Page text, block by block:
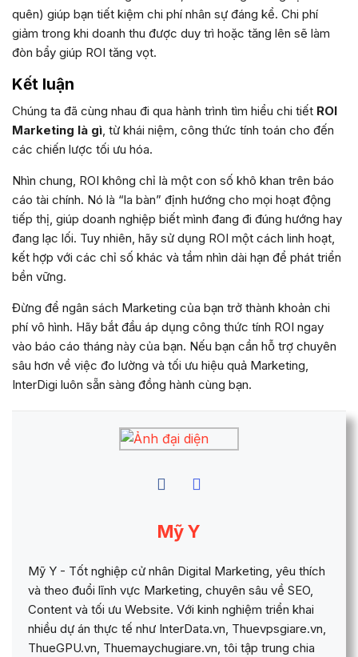
quên) giúp bạn tiết kiệm chi phí nhân sự đáng kể. Chi phí
giảm trong khi doanh thu được duy trì hoặc tăng lên sẽ làm
đòn bẩy giúp ROI tăng vọt.
Kết luận
Chúng ta đã cùng nhau đi qua hành trình tìm hiểu chi tiết ROI
Marketing là gì , từ khái niệm, công thức tính toán cho đến
các chiến lược tối ưu hóa.
Nhìn chung, ROI không chỉ là một con số khô khan trên báo
cáo tài chính. Nó là “la bàn” định hướng cho mọi hoạt động
tiếp thị, giúp doanh nghiệp biết mình đang đi đúng hướng hay
đang lạc lối. Tuy nhiên, hãy sử dụng ROI một cách linh hoạt,
kết hợp với các chỉ số khác và tầm nhìn dài hạn để phát triển
bền vững.
Đừng để ngân sách Marketing của bạn trở thành khoản chi
phí vô hình. Hãy bắt đầu áp dụng công thức tính ROI ngay
vào báo cáo tháng này của bạn. Nếu bạn cần hỗ trợ chuyên
sâu hơn về việc đo lường và tối ưu hiệu quả Marketing,
InterDigi luôn sẵn sàng đồng hành cùng bạn.
Mỹ Y
Mỹ Y - Tốt nghiệp cử nhân Digital Marketing, yêu thích
và theo đuổi lĩnh vực Marketing, chuyên sâu về SEO,
Content và tối ưu Website. Với kinh nghiệm triển khai
nhiều dự án thực tế như InterData.vn, Thuevpsgiare.vn,
ThueGPU.vn, Thuemaychugiare.vn, tôi tập trung chia